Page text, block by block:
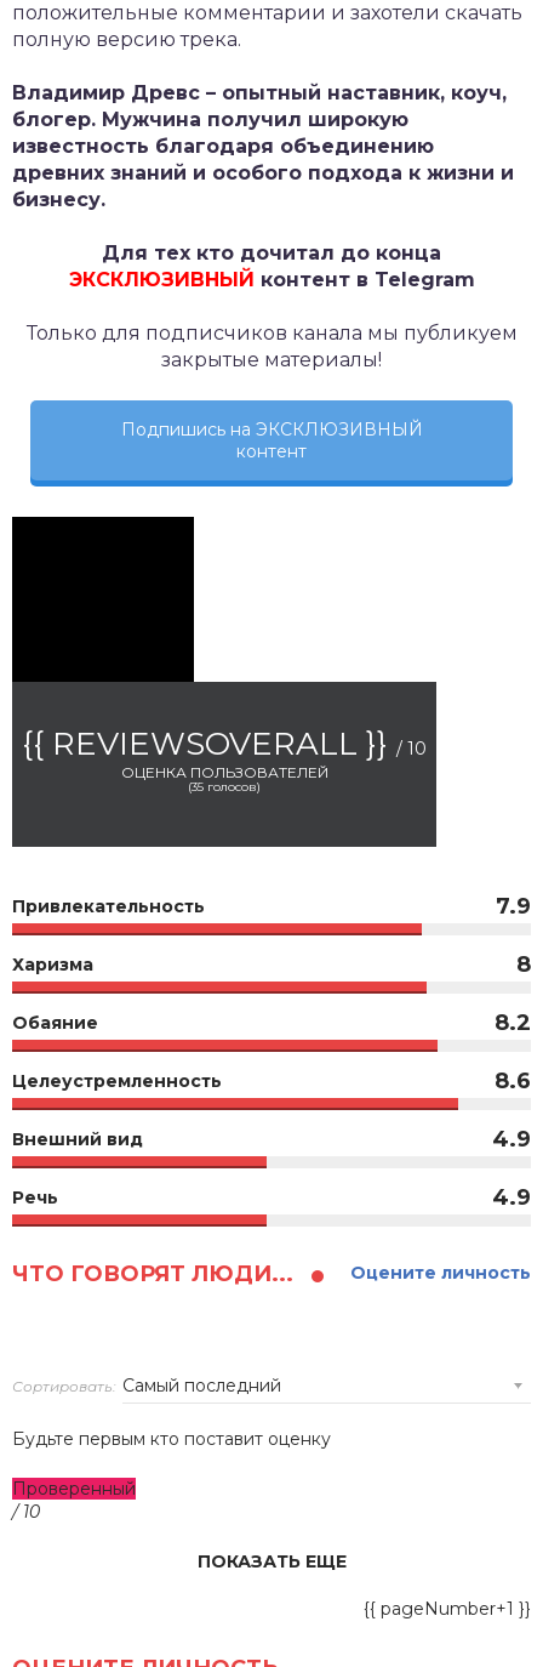
положительные комментарии и захотели скачать
полную версию трека.
Владимир Древс – опытный наставник, коуч,
блогер. Мужчина получил широкую
известность благодаря объединению
древних знаний и особого подхода к жизни и
бизнесу.
Для тех кто дочитал до конца
ЭКСКЛЮЗИВНЫЙ контент в Telegram
Только для подписчиков канала мы публикуем
закрытые материалы!
Подпишись на ЭКСКЛЮЗИВНЫЙ
контент
{{ REVIEWSOVERALL }} / 10
ОЦЕНКА ПОЛЬЗОВАТЕЛЕЙ
(35 голосов)
Привлекательность 7.9
Харизма 8
Обаяние 8.2
Целеустремленность 8.6
Внешний вид 4.9
Речь 4.9
ЧТО ГОВОРЯТ ЛЮДИ... Оцените личность
Сортировать:
Будьте первым кто поставит оценку
Проверенный
/ 10
ПОКАЗАТЬ ЕЩЕ
{{ pageNumber+1 }}